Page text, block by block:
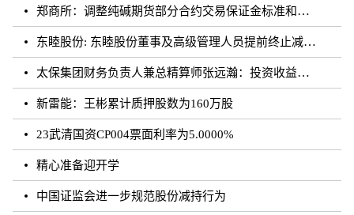
郑商所：调整纯碱期货部分合约交易保证金标准和涨跌停板幅度
东睦股份: 东睦股份董事及高级管理人员提前终止减持计划暨减持股份结果公告
太保集团财务负责人兼总精算师张远瀚：投资收益率不存在利差损风险，长期仍向好
新雷能：王彬累计质押股数为160万股
23武清国资CP004票面利率为5.0000%
精心准备迎开学
中国证监会进一步规范股份减持行为